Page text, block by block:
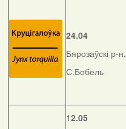
24.04
Бярозаўскі р-н,
С.Бобель
12.05